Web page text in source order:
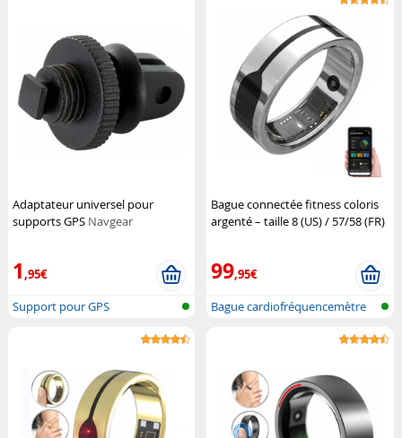
Adaptateur universel pour
supports GPS Navgear
1,95€
Support pour GPS
Bague connectée fitness coloris
argenté – taille 8 (US) / 57/58 (FR)
99,95€
Bague cardiofréquencemètre